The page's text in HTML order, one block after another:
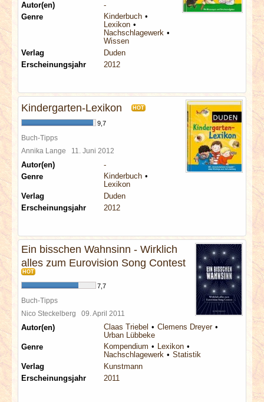
Autor(en)
-
Genre
Kinderbuch
Lexikon
Nachschlagewerk
Wissen
Verlag
Duden
Erscheinungsjahr
2012
Kindergarten-Lexikon HOT
9,7
Buch-Tipps
Annika Lange 11. Juni 2012
Autor(en)
-
Genre
Kinderbuch
Lexikon
Verlag
Duden
Erscheinungsjahr
2012
Ein bisschen Wahnsinn - Wirklich
alles zum Eurovision Song Contest
HOT
7,7
Buch-Tipps
Nico Steckelberg 09. April 2011
Autor(en) Claas Triebel
Clemens Dreyer
Urban Lübbeke
Genre
Kompendium
Lexikon
Nachschlagewerk
Statistik
Verlag
Kunstmann
Erscheinungsjahr
2011